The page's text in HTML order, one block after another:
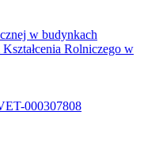
000307808